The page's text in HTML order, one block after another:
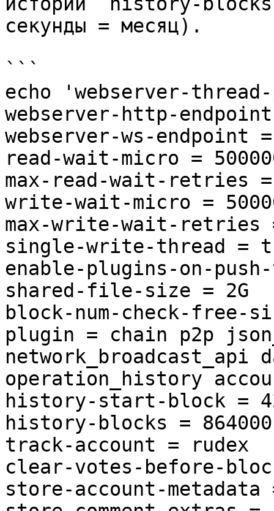
секунды = месяц).
```
echo 'webserver-
webserver-http-
webserver-ws-endpoint
read-wait-micro =
max-read-wait-retries
write-wait-micro =
max-write-wait-retries
single-write-thread =
enable-plugins-on-
shared-file-size = 2G
block-num-check-free-
plugin = chain p2p
network_broadcast_api
operation_history
history-start-block =
history-blocks = 864000
track-account = rudex
clear-votes-before-
store-account-